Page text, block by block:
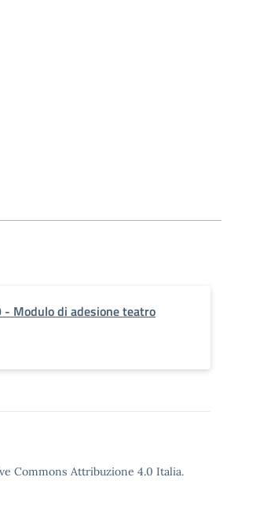
- Modulo di adesione teatro
Commons Attribuzione 4.0 Italia.